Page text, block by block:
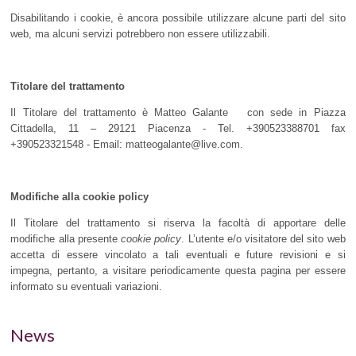
Disabilitando i cookie, è ancora possibile utilizzare alcune parti del sito
web, ma alcuni servizi potrebbero non essere utilizzabili.
Titolare del trattamento
Il Titolare del trattamento è Matteo Galante con sede in Piazza
Cittadella, 11 – 29121 Piacenza - Tel. +390523388701 fax
+390523321548 - Email: matteogalante@live.com.
Modifiche alla cookie policy
Il Titolare del trattamento si riserva la facoltà di apportare delle
modifiche alla presentecookie policy. L’utente e/o visitatore del sito web
accetta di essere vincolato a tali eventuali e future revisioni e si
impegna, pertanto, a visitare periodicamente questa pagina per essere
informato su eventuali variazioni.
News